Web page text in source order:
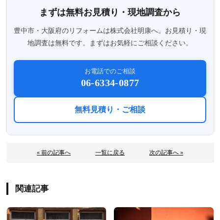
まずは無料お見積り・現地調査から
豊中市・大阪府のリフォームは株式会社明康へ。お見積り・現
地調査は無料です。まずはお気軽にご相談ください。
お電話でのご相談
06-6334-0877
無料見積り・ご相談
« 前の記事へ 一覧に戻る 次の記事へ »
関連記事